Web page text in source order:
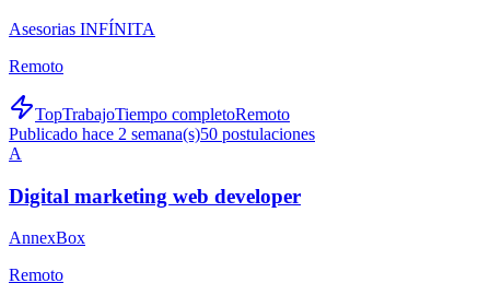
Asesorias INFÍNITA
Remoto
TopTrabajoTiempo completoRemoto
Publicado hace 2 semana(s)50 postulaciones
A
Digital marketing web developer
AnnexBox
Remoto